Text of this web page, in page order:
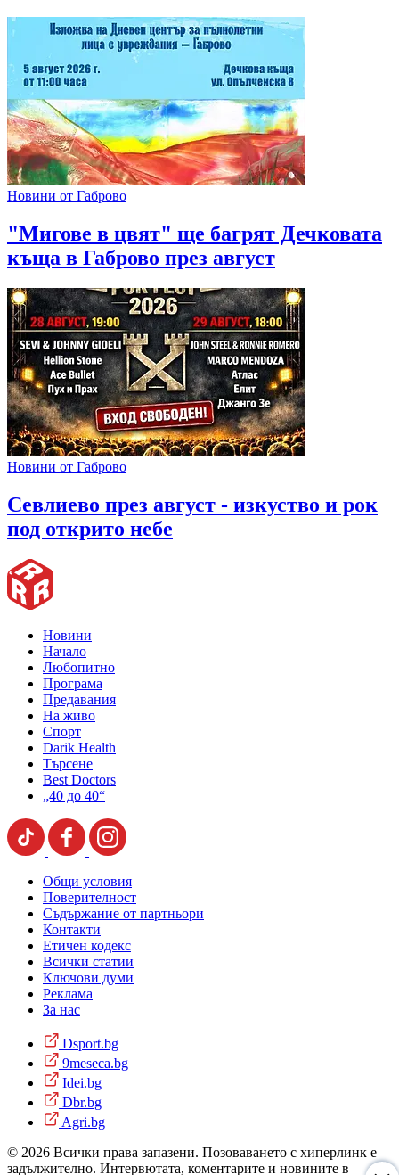
Новини от Габрово
"Мигове в цвят" ще багрят Дечковата
къща в Габрово през август
Новини от Габрово
Севлиево през август - изкуство и рок
под открито небе
Новини
Начало
Любопитно
Програма
Предавания
На живо
Спорт
Darik Health
Търсене
Best Doctors
„40 до 40“
Общи условия
Поверителност
Съдържание от партньори
Контакти
Етичен кодекс
Всички статии
Ключови думи
Реклама
За нас
Dsport.bg
9meseca.bg
Idei.bg
Dbr.bg
Agri.bg
© 2026 Всички права запазени. Позоваването с хиперлинк е
задължително. Интервютата, коментарите и новините в